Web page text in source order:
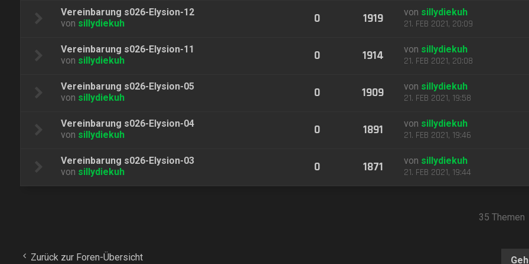
Vereinbarung s026-Elysion-12
von sillydiekuh 0 1919 von sillydiekuh
21. FEB 2021, 20:09
Vereinbarung s026-Elysion-11
von sillydiekuh 0 1914 von sillydiekuh
21. FEB 2021, 20:08
Vereinbarung s026-Elysion-05
von sillydiekuh 0 1909 von sillydiekuh
21. FEB 2021, 19:58
Vereinbarung s026-Elysion-04
von sillydiekuh 0 1891 von sillydiekuh
21. FEB 2021, 19:46
Vereinbarung s026-Elysion-03
von sillydiekuh 0 1871 von sillydiekuh
21. FEB 2021, 19:44
35 Themen
Zurück zur Foren-Übersicht